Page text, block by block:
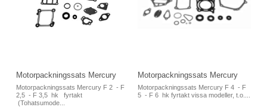
Motorpackningssats Mercury
Motorpackningssats Mercury F 2 - F
2,5 - F 3,5 hk fyrtakt
(Tohatsumode...
Motorpackningssats Mercury
Motorpackningssats Mercury F 4 - F
5 - F 6 hk fyrtakt vissa modeller, t.o....